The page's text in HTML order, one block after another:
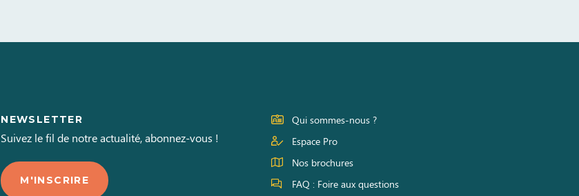
NEWSLETTER
Suivez le fil de notre actualité, abonnez-vous !
M'INSCRIRE
Qui sommes-nous ?
Espace Pro
Nos brochures
FAQ : Foire aux questions